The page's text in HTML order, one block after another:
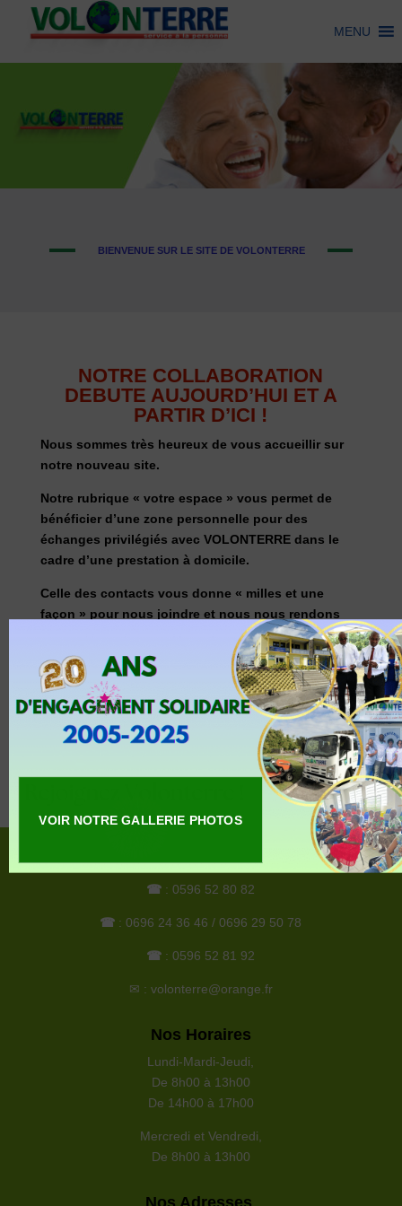
MENU
BIENVENUE SUR LE SITE DE VOLONTERRE
NOTRE COLLABORATION
DEBUTE AUJOURD’HUI ET A
PARTIR D’ICI !
Nous sommes très heureux de vous accueillir sur
notre nouveau site.
Notre rubrique « votre espace » vous permet de
bénéficier d’une zone personnelle pour des
échanges privilégiés avec VOLONTERRE dans le
cadre d’une prestation à domicile.
Celle des contacts vous donne « milles et une
façon » pour nous joindre et nous nous rendons
Maintenez toujours le contact avec VOLONTERRE
en vous rendant régulièrement sur notre site, vous
y découvrirez ainsi nos actualités et nos nouveaux
services.
Nous vous souhaitons une excellente navigation !
Nous Joindre
☎ : 0596 52 80 82
☎ : 0696 24 36 46 / 0696 29 50 78
☎ : 0596 52 81 92
✉ : volonterre@orange.fr
Nos Horaires
Lundi-Mardi-Jeudi
De 8h00 à 13h00
De 14h00 à 17h00
Mercredi et Vendredi
De 8h00 à 13h00
Nos Adresses
VOIR NOTRE GALLERIE PHOTOS